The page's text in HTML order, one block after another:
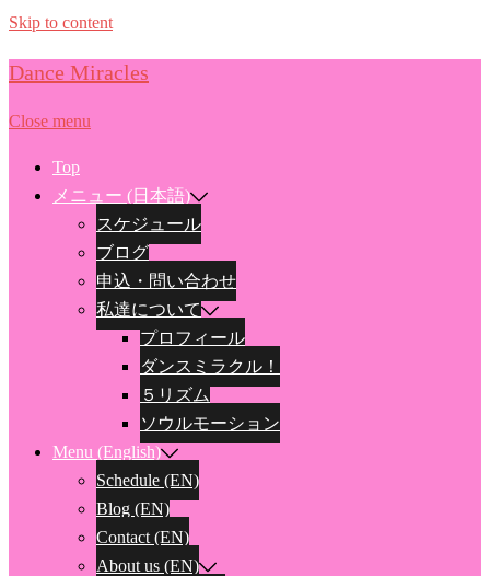
Skip to content
Dance Miracles
Close menu
Top
メニュー (日本語)
スケジュール
ブログ
申込・問い合わせ
私達について
プロフィール
ダンスミラクル！
５リズム
ソウルモーション
Menu (English)
Schedule (EN)
Blog (EN)
Contact (EN)
About us (EN)